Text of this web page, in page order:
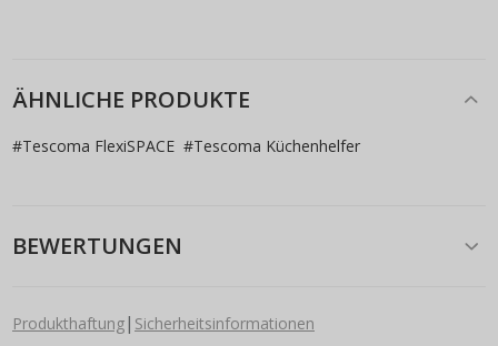
ÄHNLICHE PRODUKTE
#Tescoma FlexiSPACE #Tescoma Küchenhelfer
BEWERTUNGEN
Produkthaftung| Sicherheitsinformationen